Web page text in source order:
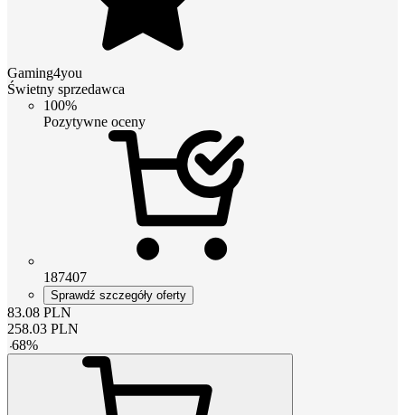
Gaming4you
Świetny sprzedawca
100%
Pozytywne oceny
187407
Sprawdź szczegóły oferty
83.08 PLN
258.03 PLN
-68%